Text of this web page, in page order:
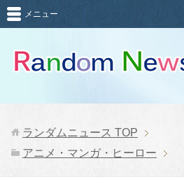
メニュー
ランダムニュース TOP
アニメ・マンガ・ヒーロー